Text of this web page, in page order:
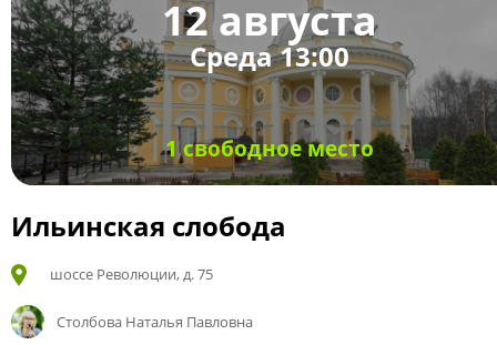
12 августа
Среда 13:00
1 свободное место
Ильинская слобода
шоссе Революции, д. 75
Столбова Наталья Павловна